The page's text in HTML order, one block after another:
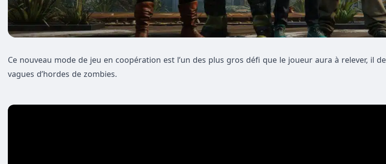
Ce nouveau mode de jeu en coopération est l’un des plus gros défi que le joueur aura à relever, il
vagues d’hordes de zombies.